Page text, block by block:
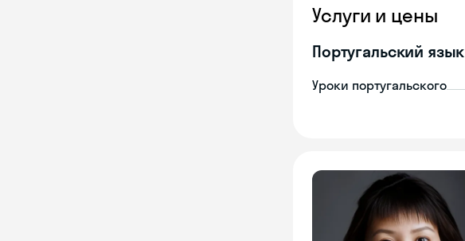
Услуги и цены
Португальский язык
Уроки португальского